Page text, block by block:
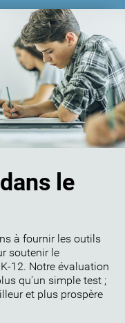
le
à fournir les outils
soutenir le
12. Notre évaluation
qu'un simple test ;
et plus prospère